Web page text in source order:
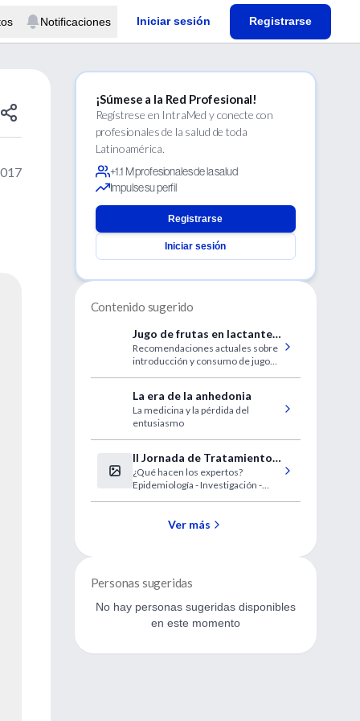
Notificaciones Iniciar sesión Registrarse
¡Súmese a la Red Profesional!
Regístrese en IntraMed y conecte con
profesionales de la salud de toda
Latinoamérica.
+1.1 M profesionales de la salud
Impulse su perfil
Registrarse
Iniciar sesión
Contenido sugerido
Jugo de frutas en lactantes,
niños y adolescentes
Recomendaciones actuales sobre
introducción y consumo de jugos
La era de la anhedonia
La medicina y la pérdida del
entusiasmo
II Jornada de Tratamiento
Integral de los Trastornos
de Ansiedad, TOC y
espectro
¿Qué hacen los expertos?
Epidemiología - Investigación -
Ver más
Personas sugeridas
No hay personas sugeridas disponibles
en este momento